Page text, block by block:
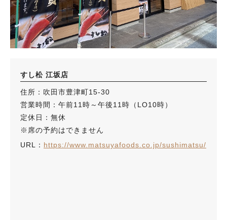
すし松 江坂店
住所：吹田市豊津町15-30
営業時間：午前11時～午後11時（LO10時）
定休日：無休
※席の予約はできません
URL： https://www.matsuyafoods.co.jp/sushimatsu/